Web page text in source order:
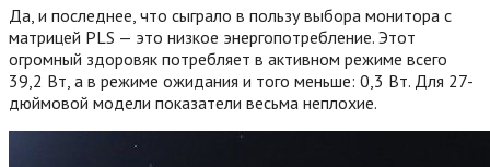
Да, и последнее, что сыграло в пользу выбора монитора с
матрицей PLS — это низкое энергопотребление. Этот
огромный здоровяк потребляет в активном режиме всего
39,2 Вт, а в режиме ожидания и того меньше: 0,3 Вт. Для 27-
дюймовой модели показатели весьма неплохие.